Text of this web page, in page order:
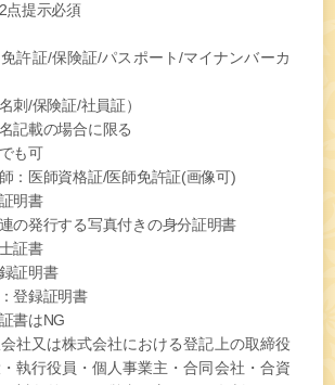
提示必須
許証/保険証/パスポート/マイナンバーカ
刺/保険証/社員証）
記載の場合に限る
も可
：医師資格証/医師免許証(画像可)
明書
の発行する写真付きの身分証明書
証書
証明書
登録証明書
書はNG
会社又は株式会社における登記上の取締役
執行役員・個人事業主・合同会社・合資